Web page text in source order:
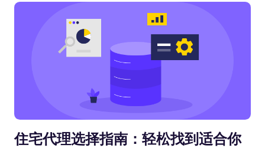
住宅代理选择指南：轻松找到适合你